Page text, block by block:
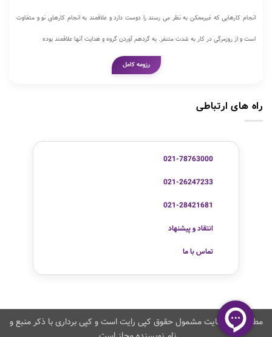
انجام کارهایی که غیرممکن به نظر می رسند را دوست دارد و علاقمند به انجام کارهای نو و متفاوت
است و از روزمرگی در کار به شدت متنفر. به گردهم آوردن گروه و هدایت آنها علاقمند بوده
رزومه کامل
راه های ارتباطی
021-78763000
021-26247233
021-28421681
انتقاد و پیشنهاد
تماس با ما
مطالب این سایت مشمول حقوق کپی رایت است و کپی برداری با ذکر منبع و